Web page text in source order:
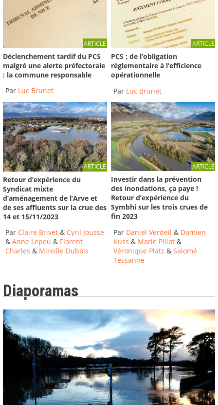
ARTICLE
Déclenchement tardif du PCS
malgré une alerte préfectorale
: la commune responsable
Par Luc Brunet
ARTICLE
PCS : de l’obligation
réglementaire à l’efficience
opérationnelle
Par Luc Brunet
ARTICLE
Retour d’expérience du
Syndicat mixte
d’aménagement de l’Arve et
de ses affluents sur la crue des
14 et 15/11/2023
Par Claire Brivet & Cyril Jousse
& Anne Lepeu & Florent
Charles & Mireille Dubois
ARTICLE
Investir dans la prévention
des inondations, ça paye !
Retour d’expérience du
Symbhi sur les trois crues de
fin 2023
Par Daniel Verdeil & Damien
Kuss & Marie Pillot &
Véronique Platz &Salomé
Tessanne
Diaporamas